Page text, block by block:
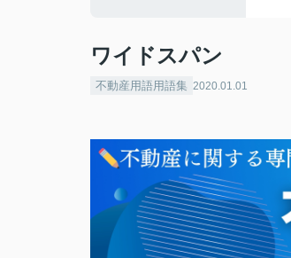
ワイドスパン
不動産用語用語集 2020.01.01